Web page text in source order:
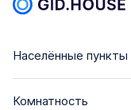
Населённые пункты
Комнатность